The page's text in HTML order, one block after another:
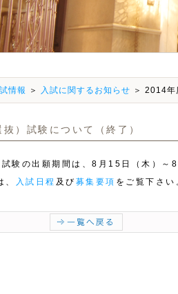
情報 ＞ 入試に関するお知らせ ＞ 2014年
）試験について（終了）
験の出願期間は、8月15日（木）～
、
入試日程 及び 募集要項 をご覧下さい